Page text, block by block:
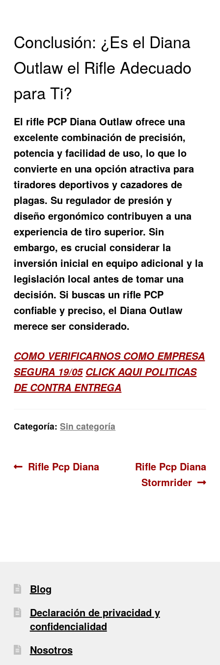
Conclusión: ¿Es el Diana
Outlaw el Rifle Adecuado
para Ti?
El rifle PCP Diana Outlaw ofrece una
excelente combinación de precisión,
potencia y facilidad de uso, lo que lo
convierte en una opción atractiva para
tiradores deportivos y cazadores de
plagas. Su regulador de presión y
diseño ergonómico contribuyen a una
experiencia de tiro superior. Sin
embargo, es crucial considerar la
inversión inicial en equipo adicional y la
legislación local antes de tomar una
decisión. Si buscas un rifle PCP
confiable y preciso, el Diana Outlaw
merece ser considerado.
COMO VERIFICARNOS COMO EMPRESA
SEGURA 19/05 CLICK AQUI POLITICAS
DE CONTRA ENTREGA
Categoría:Sin categoría
Navegación
Anterior:
Rifle Pcp Diana Siguiente:
Rifle Pcp Diana
Stormrider
Blog
Declaración de privacidad y
confidencialidad
Nosotros